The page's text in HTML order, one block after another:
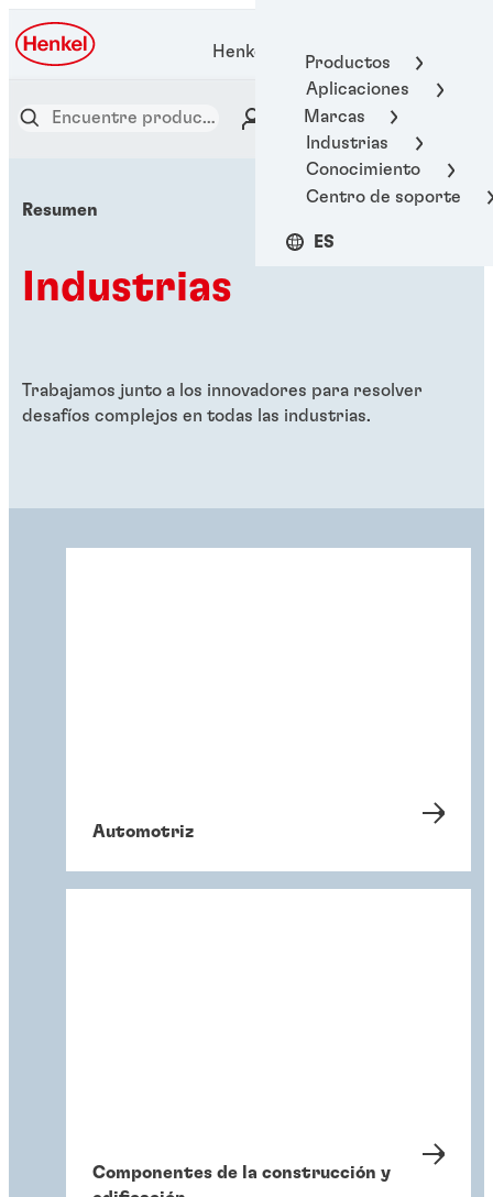
Productos
Aplicaciones
Marcas
Industrias
Conocimiento
Centro de soporte
ES
Henkel Adhesive Technologies
Resumen
Industrias
Trabajamos junto a los innovadores para resolver
desafíos complejos en todas las industrias.
Automotriz
Componentes de la construcción y